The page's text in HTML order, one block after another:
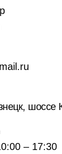
– 17:30
шоссе